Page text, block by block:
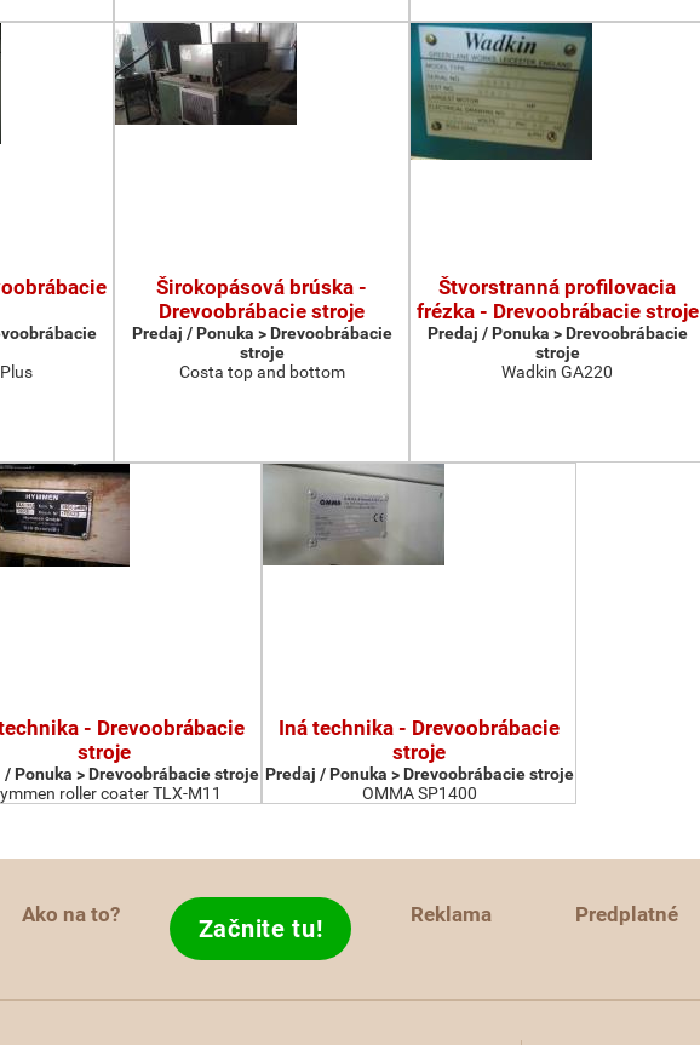
Širokopásová brúska -
Drevoobrábacie stroje
Predaj / Ponuka > Drevoobrábacie
stroje
Costa top and bottom
Štvorstranná profilovacia
frézka - Drevoobrábacie stroje
Predaj / Ponuka > Drevoobrábacie
stroje
Wadkin GA220
- Drevoobrábacie
stroje
/ Ponuka > Drevoobrábacie stroje
roller coater TLX-M11
Iná technika - Drevoobrábacie
stroje
Predaj / Ponuka > Drevoobrábacie stroje
OMMA SP1400
Ako na to? Začnite tu! Reklama Predplatné